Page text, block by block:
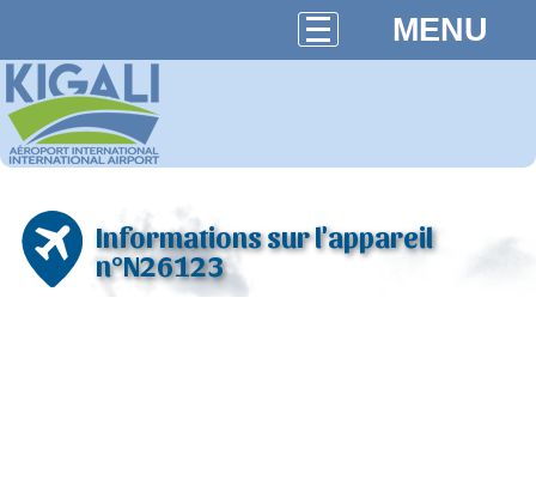
MENU
Informations sur l'appareil
n°N26123